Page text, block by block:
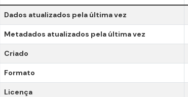
Dados atualizados pela última vez
Metadados atualizados pela última vez
Criado
Formato
Licença